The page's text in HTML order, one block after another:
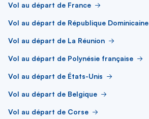
Vol au départ de France
Vol au départ de République Dominicaine
Vol au départ de La Réunion
Vol au départ de Polynésie française
Vol au départ de États-Unis
Vol au départ de Belgique
Vol au départ de Corse